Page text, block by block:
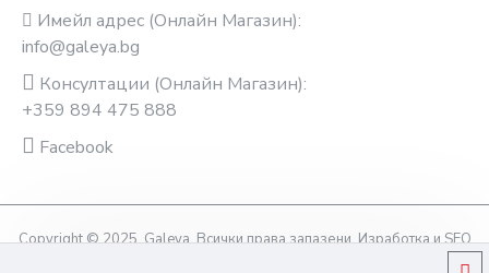
Имейл адрес (Онлайн Магазин):
info@galeya.bg
Консултации (Онлайн Магазин):
+359 894 475 888
Facebook
Copyright © 2025, Galeya, Всички права запазени. Изработка и SEO